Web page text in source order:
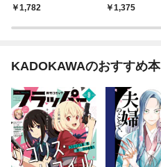
画集1,782
ストブック
1,375
KADOKAWAのおすすめ本